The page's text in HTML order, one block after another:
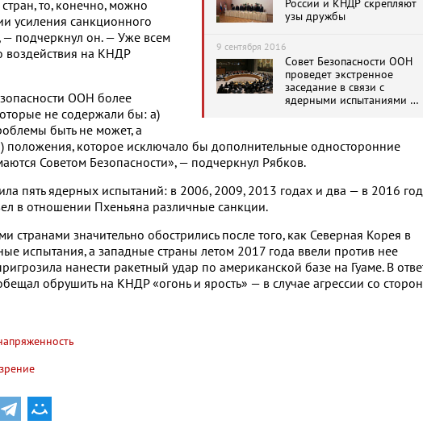
России и КНДР скрепляют
узы дружбы
9 сентября 2016
Совет Безопасности ООН
проведет экстренное
заседание в связи с
ядерными испытаниями в
то, конечно, можно
усиления санкционного
подчеркнул он. — Уже всем
воздействия на КНДР
ООН более
не содержали бы: а)
быть не может, а
положения, которое исключало бы дополнительные односторонние
Советом Безопасности», — подчеркнул Рябков.
пять ядерных испытаний: в 2006, 2009, 2013 годах и два — в 2016
в отношении Пхеньяна различные санкции.
значительно обострились после того, как Северная Корея в
испытания, а западные страны летом 2017 года ввели против нее
нанести ракетный удар по американской базе на Гуаме. В
обрушить на КНДР «огонь и ярость» — в случае агрессии со